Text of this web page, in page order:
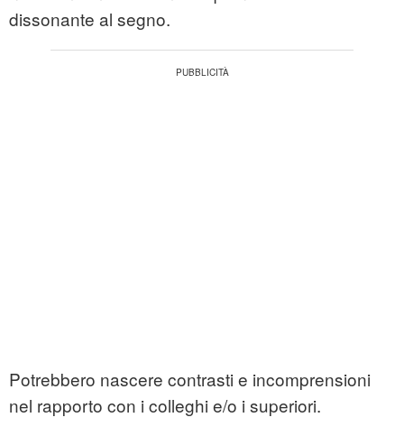
dissonante al segno.
Potrebbero nascere contrasti e incomprensioni
nel rapporto con i colleghi e/o i superiori.